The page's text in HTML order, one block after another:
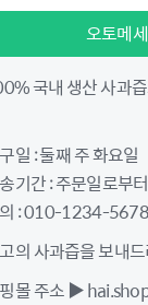
오토메
국내 생산 사과
일 : 둘째 주 화요일
기간 : 주문일로부
: 010-1234-5678
의 사과즙을 보내
몰 주소 ▶